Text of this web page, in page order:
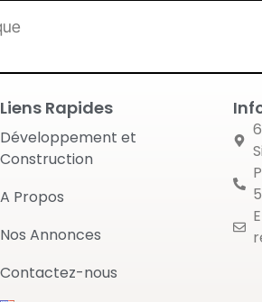
Liens Rapides
Développement et
Construction
A Propos
Nos Annonces
Contactez-nous